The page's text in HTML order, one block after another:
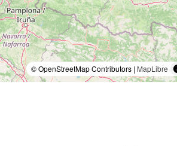
© OpenStreetMap Contributors | MapLibre